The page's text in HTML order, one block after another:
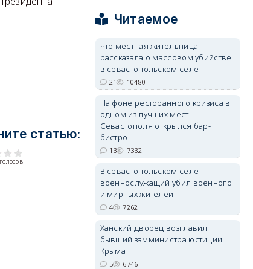
статью:
erid: 2SDnjdPjgYS
Читаемое
Что местная жительница
рассказала о массовом убийстве
в севастопольском селе
21 10480
На фоне ресторанного кризиса в
одном из лучших мест
Севастополя открылся бар-
бистро
13 7332
В севастопольском селе
военнослужащий убил военного
и мирных жителей
4 7262
Ханский дворец возглавил
бывший замминистра юстиции
Крыма
5 6746